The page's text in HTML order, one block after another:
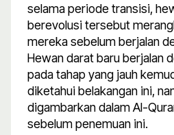
selama periode transisi,
berevolusi tersebut
mereka sebelum berjalan
Hewan darat baru berjalan
pada tahap yang jauh
diketahui belakangan ini,
digambarkan dalam Al-
sebelum penemuan ini.